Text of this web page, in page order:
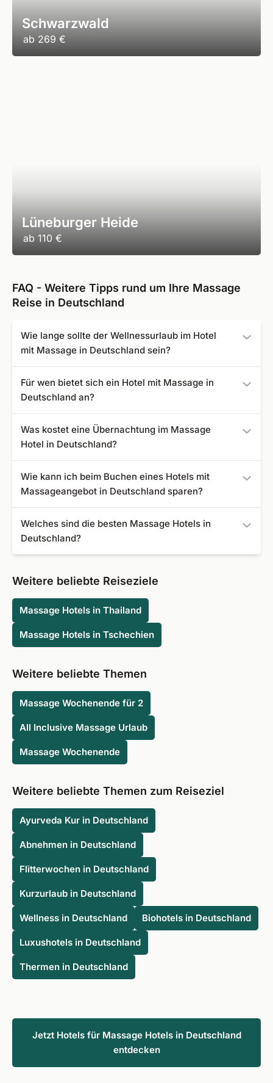
Schwarzwald
ab 269 €
Lüneburger Heide
ab 110 €
FAQ - Weitere Tipps rund um Ihre Massage
Reise in Deutschland
Wie lange sollte der Wellnessurlaub im Hotel
mit Massage in Deutschland sein?
3 Tage Wellness mit Massage an einem verlängerten
Wochenende, um neue Energie zu tanken.
Für wen bietet sich ein Hotel mit Massage in
Deutschland an?
mit Massageangebot und einem großen Wellnessbereich
mit mehreren Saunen und Pools in Deutschland genau
richtig und das wahlweise allein, zu zweit oder als
Freundesgruppe.
Was kostet eine Übernachtung im Massage
Hotel in Deutschland?
Massage in Deutschland buchen Sie bei uns bereits ab
günstigen 110 €.
Wie kann ich beim Buchen eines Hotels mit
Massageangebot in Deutschland sparen?
günstig in Ihr Massage Hotel in Deutschland zu reisen.
Zeitlich flexibel Reisende können oft mit Last Minute
Angeboten sparen.
Welches sind die besten Massage Hotels in
Deutschland?
unseren Kunden am beliebtesten:
Santé Royale Rügen Resort
Santé Royale Hotel & Gesundheitsresort
Wolkenstein-Warmbad
VitalHotel Ascona
Vital- & Wellnesshotel Albblick
Concordia Vitalhotel & SPA
Grand Hotel Binz
Kunzmann's Hotel | SPA
Weitere beliebte Reiseziele
Massage Hotels in Thailand
Massage Hotels in Tschechien
Weitere beliebte Themen
Massage Wochenende für 2
All Inclusive Massage Urlaub
Massage Wochenende
Weitere beliebte Themen zum Reiseziel
Ayurveda Kur in Deutschland
Abnehmen in Deutschland
Flitterwochen in Deutschland
Kurzurlaub in Deutschland
Wellness in Deutschland Biohotels in Deutschland
Luxushotels in Deutschland
Thermen in Deutschland
Jetzt Hotels für Massage Hotels in Deutschland
entdecken